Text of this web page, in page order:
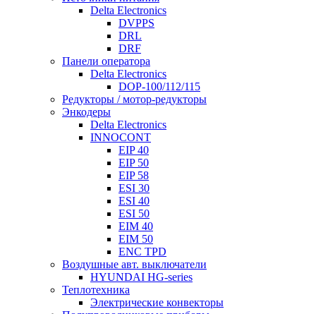
Delta Electronics
DVPPS
DRL
DRF
Панели оператора
Delta Electronics
DOP-100/112/115
Редукторы / мотор-редукторы
Энкодеры
Delta Electronics
INNOCONT
EIP 40
EIP 50
EIP 58
ESI 30
ESI 40
ESI 50
EIM 40
EIM 50
ENC TPD
Воздушные авт. выключатели
HYUNDAI HG-series
Теплотехника
Электрические конвекторы